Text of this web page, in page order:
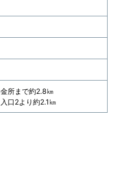
所まで約2.8㎞
口2より約2.1㎞